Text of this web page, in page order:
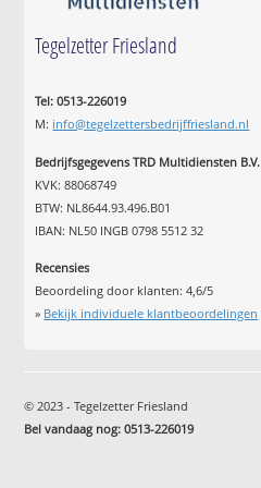
Tegelzetter Friesland
Tel: 0513-226019
M: info@tegelzettersbedrijffriesland.nl
Bedrijfsgegevens TRD Multidiensten B.V.
KVK: 88068749
BTW: NL8644.93.496.B01
IBAN: NL50 INGB 0798 5512 32
Recensies
Beoordeling door klanten:4,6/5
» Bekijk individuele klantbeoordelingen
© 2023 - Tegelzetter Friesland
Bel vandaag nog: 0513-226019